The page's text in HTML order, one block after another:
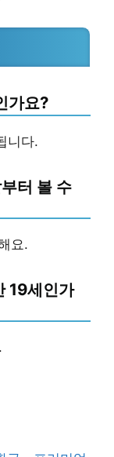
가요?
니다.
터 볼 수
요.
19세인가